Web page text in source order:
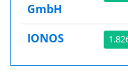
GmbH
IONOS